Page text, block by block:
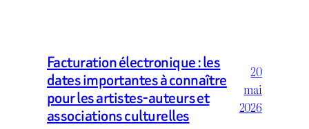
Facturation électronique : les
dates importantes à connaître
pour les artistes-auteurs et
associations culturelles
20
mai
2026